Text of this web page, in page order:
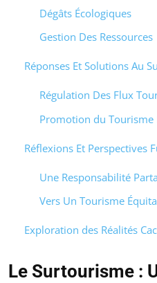
Dégâts Écologiques
Gestion Des Ressources
Réponses Et Solutions Au
Régulation Des Flux
Promotion du Tourisme
Réflexions Et Perspectives
Une Responsabilité
Vers Un Tourisme
Exploration des Réalités
Le Surtourisme :